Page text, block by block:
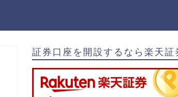
証券口座を開設するなら楽天証